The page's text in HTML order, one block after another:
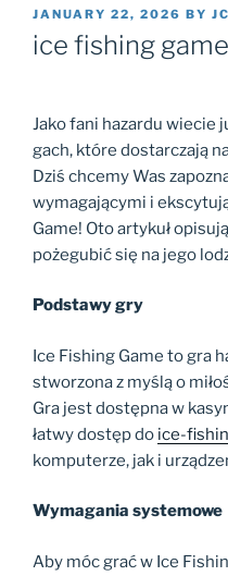
POSTED
ON
JANUARY 22, 2026 BY
ice fishing game
Jako fani hazardu wiecie
gach, które dostarczają
Dziś chcemy Was
wymagającymi i
Game! Oto artykuł
pożegubić się na jego
Podstawy gry
Ice Fishing Game to gra
stworzona z myślą o
Gra jest dostępna w
łatwy dostęp do ice-
komputerze, jak i
Wymagania systemowe
Aby móc grać w Ice